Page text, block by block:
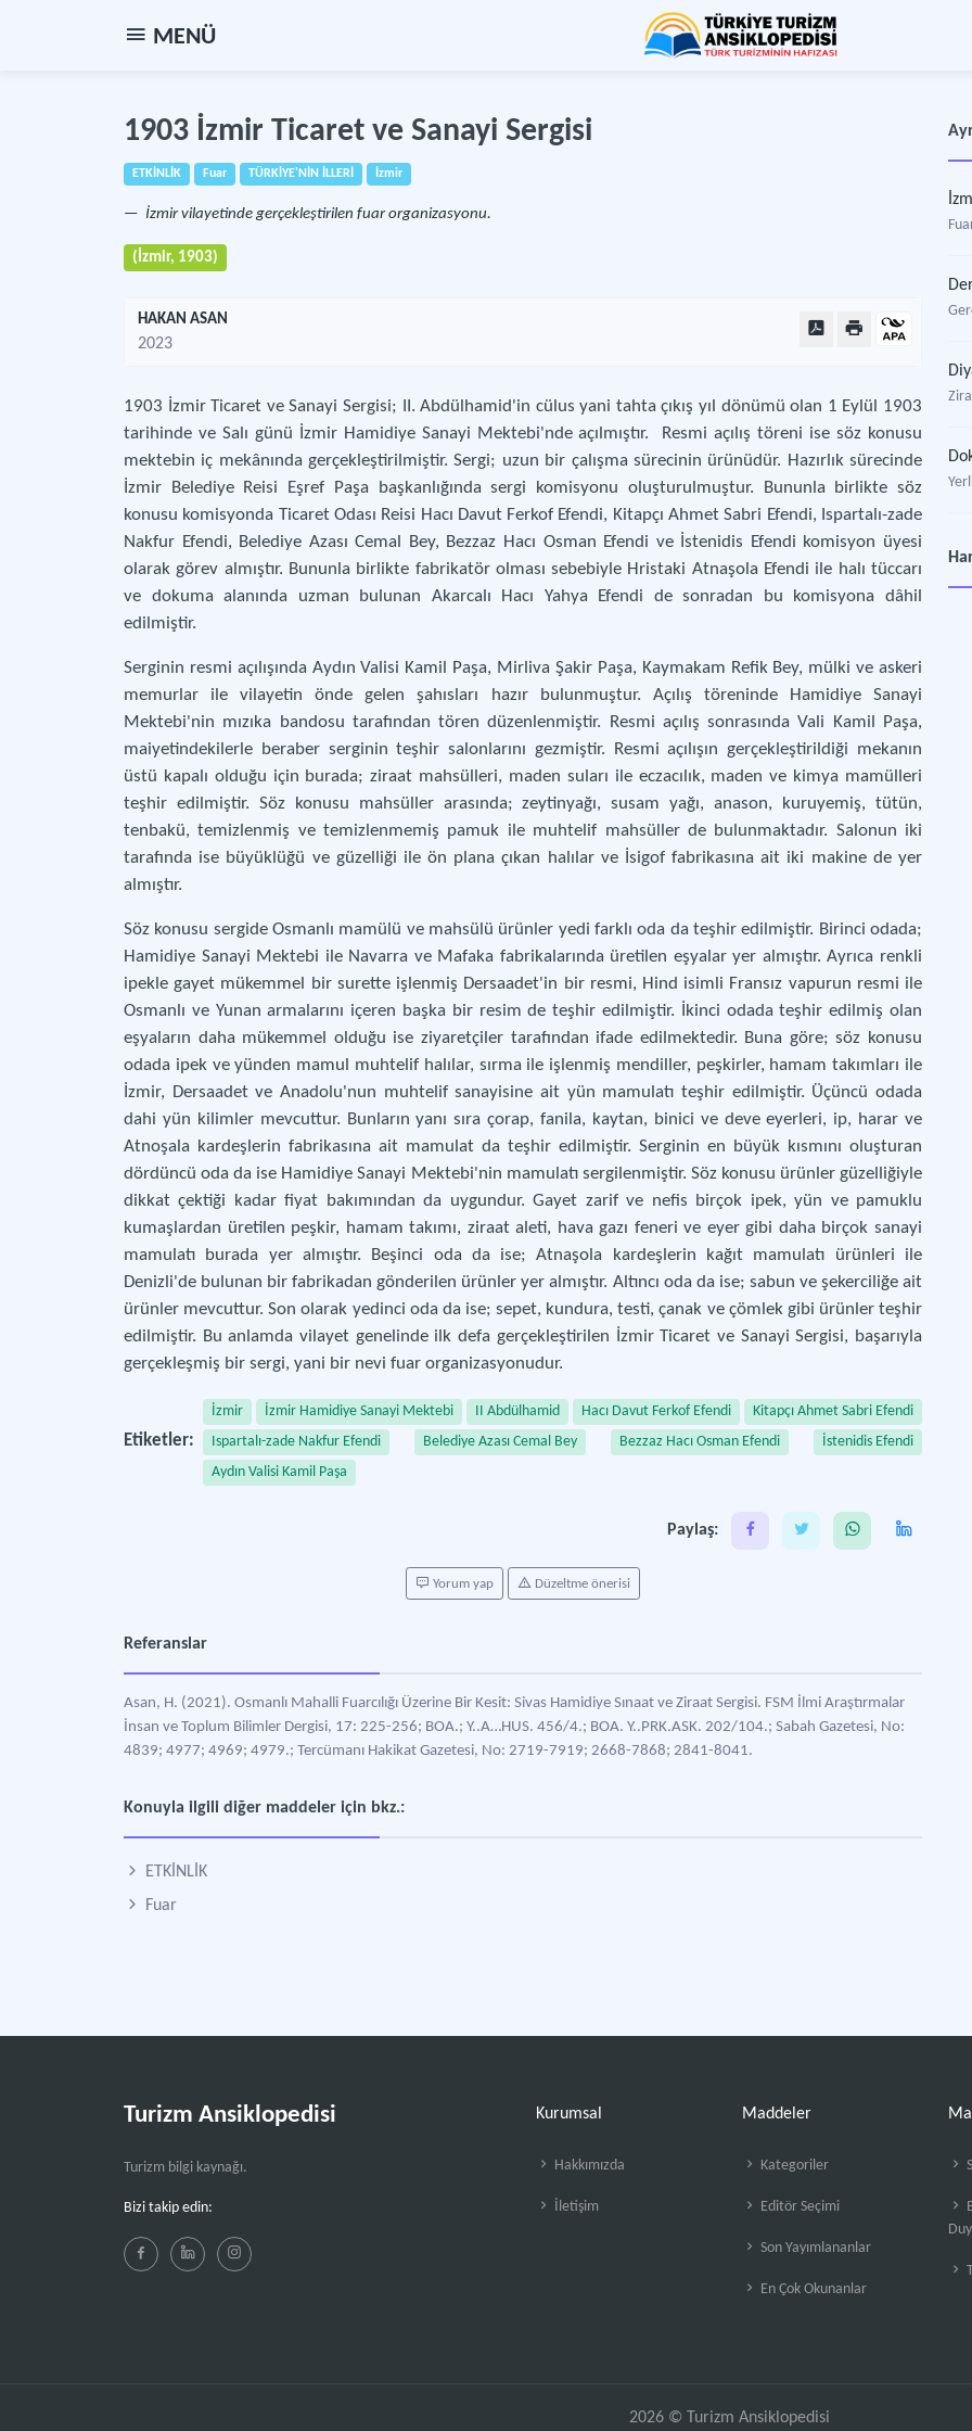
MENÜ
1903 İzmir Ticaret ve Sanayi Sergisi
ETKİNLİK Fuar TÜRKİYE'NİN İLLERİ İzmir
İzmir vilayetinde gerçekleştirilen fuar organizasyonu.
(İzmir, 1903)
HAKAN ASAN
2023
1903 İzmir Ticaret ve Sanayi Sergisi; II. Abdülhamid'in cülus yani tahta çıkış yıl dönümü olan 1 Eylül 1903
tarihinde ve Salı günü İzmir Hamidiye Sanayi Mektebi'nde açılmıştır. Resmi açılış töreni ise söz konusu
mektebin iç mekânında gerçekleştirilmiştir. Sergi; uzun bir çalışma sürecinin ürünüdür. Hazırlık sürecinde
İzmir Belediye Reisi Eşref Paşa başkanlığında sergi komisyonu oluşturulmuştur. Bununla birlikte söz
konusu komisyonda Ticaret Odası Reisi Hacı Davut Ferkof Efendi, Kitapçı Ahmet Sabri Efendi, Ispartalı-zade
Nakfur Efendi, Belediye Azası Cemal Bey, Bezzaz Hacı Osman Efendi ve İstenidis Efendi komisyon üyesi
olarak görev almıştır. Bununla birlikte fabrikatör olması sebebiyle Hristaki Atnaşola Efendi ile halı tüccarı
ve dokuma alanında uzman bulunan Akarcalı Hacı Yahya Efendi de sonradan bu komisyona dâhil
edilmiştir.
Serginin resmi açılışında Aydın Valisi Kamil Paşa, Mirliva Şakir Paşa, Kaymakam Refik Bey, mülki ve askeri
memurlar ile vilayetin önde gelen şahısları hazır bulunmuştur. Açılış töreninde Hamidiye Sanayi
Mektebi'nin mızıka bandosu tarafından tören düzenlenmiştir. Resmi açılış sonrasında Vali Kamil Paşa,
maiyetindekilerle beraber serginin teşhir salonlarını gezmiştir. Resmi açılışın gerçekleştirildiği mekanın
üstü kapalı olduğu için burada; ziraat mahsülleri, maden suları ile eczacılık, maden ve kimya mamülleri
teşhir edilmiştir. Söz konusu mahsüller arasında; zeytinyağı, susam yağı, anason, kuruyemiş, tütün,
tenbakü, temizlenmiş ve temizlenmemiş pamuk ile muhtelif mahsüller de bulunmaktadır. Salonun iki
tarafında ise büyüklüğü ve güzelliği ile ön plana çıkan halılar ve İsigof fabrikasına ait iki makine de yer
almıştır.
Söz konusu sergide Osmanlı mamülü ve mahsülü ürünler yedi farklı oda da teşhir edilmiştir. Birinci odada;
Hamidiye Sanayi Mektebi ile Navarra ve Mafaka fabrikalarında üretilen eşyalar yer almıştır. Ayrıca renkli
ipekle gayet mükemmel bir surette işlenmiş Dersaadet'in bir resmi, Hind isimli Fransız vapurun resmi ile
Osmanlı ve Yunan armalarını içeren başka bir resim de teşhir edilmiştir. İkinci odada teşhir edilmiş olan
eşyaların daha mükemmel olduğu ise ziyaretçiler tarafından ifade edilmektedir. Buna göre; söz konusu
odada ipek ve yünden mamul muhtelif halılar, sırma ile işlenmiş mendiller, peşkirler, hamam takımları ile
İzmir, Dersaadet ve Anadolu'nun muhtelif sanayisine ait yün mamulatı teşhir edilmiştir. Üçüncü odada
dahi yün kilimler mevcuttur. Bunların yanı sıra çorap, fanila, kaytan, binici ve deve eyerleri, ip, harar ve
Atnoşala kardeşlerin fabrikasına ait mamulat da teşhir edilmiştir. Serginin en büyük kısmını oluşturan
dördüncü oda da ise Hamidiye Sanayi Mektebi'nin mamulatı sergilenmiştir. Söz konusu ürünler güzelliğiyle
dikkat çektiği kadar fiyat bakımından da uygundur. Gayet zarif ve nefis birçok ipek, yün ve pamuklu
kumaşlardan üretilen peşkir, hamam takımı, ziraat aleti, hava gazı feneri ve eyer gibi daha birçok sanayi
mamulatı burada yer almıştır. Beşinci oda da ise; Atnaşola kardeşlerin kağıt mamulatı ürünleri ile
Denizli'de bulunan bir fabrikadan gönderilen ürünler yer almıştır. Altıncı oda da ise; sabun ve şekerciliğe ait
ürünler mevcuttur. Son olarak yedinci oda da ise; sepet, kundura, testi, çanak ve çömlek gibi ürünler teşhir
edilmiştir. Bu anlamda vilayet genelinde ilk defa gerçekleştirilen İzmir Ticaret ve Sanayi Sergisi, başarıyla
gerçekleşmiş bir sergi, yani bir nevi fuar organizasyonudur.
Etiketler:
İzmir İzmir Hamidiye Sanayi Mektebi II Abdülhamid Hacı Davut Ferkof Efendi
Kitapçı Ahmet Sabri Efendi
Ispartalı-zade Nakfur Efendi
Belediye Azası Cemal Bey Bezzaz Hacı Osman Efendi
İstenidis Efendi
Aydın Valisi Kamil Paşa
Paylaş:
Yorum yap Düzeltme önerisi
Referanslar
Asan, H. (2021). Osmanlı Mahalli Fuarcılığı Üzerine Bir Kesit: Sivas Hamidiye Sınaat ve Ziraat Sergisi. FSM İlmi Araştırmalar
İnsan ve Toplum Bilimler Dergisi, 17: 225-256; BOA.; Y..A…HUS. 456/4.; BOA. Y..PRK.ASK. 202/104.; Sabah Gazetesi, No:
4839; 4977; 4969; 4979.; Tercümanı Hakikat Gazetesi, No: 2719-7919; 2668-7868; 2841-8041.
Konuyla ilgili diğer maddeler için bkz.:
ETKİNLİK
Fuar
Turizm Ansiklopedisi
Turizm bilgi kaynağı.
Bizi takip edin:
Kurumsal
Hakkımızda
İletişim
Maddeler
Kategoriler
Editör Seçimi
Son Yayımlananlar
En Çok Okunanlar
2026 © Turizm Ansiklopedisi